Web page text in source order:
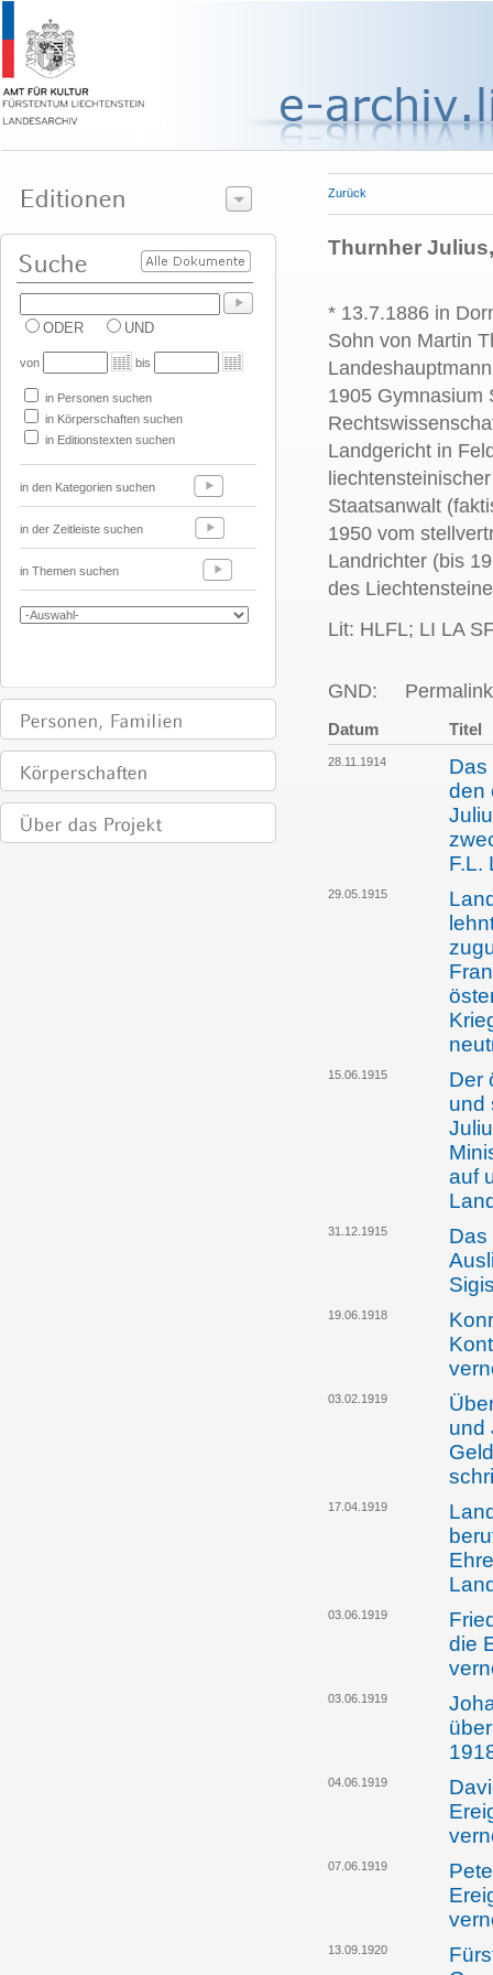
ODER UND
von bis
in Personen suchen
in Körperschaften suchen
in Editionstexten suchen
in den Kategorien suchen
in der Zeitleiste suchen
in Themen suchen
Zurück
Thurnher
* 13.7.1886 in
Sohn von Martin
1905 Gymnasium
Landgericht in
Staatsanwalt
1950 vom
Landrichter (bis
des
Lit: HLFL; LI LA
GND:
Datum Titel
28.11.1914
Das
den
F.L.
29.05.1915
15.06.1915
Der
und
auf
31.12.1915
Das
19.06.1918
03.02.1919
und
17.04.1919
03.06.1919
die
03.06.1919
04.06.1919
07.06.1919
13.09.1920